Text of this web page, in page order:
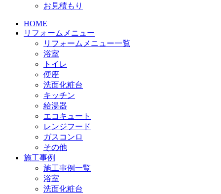
お見積もり
HOME
リフォームメニュー
リフォームメニュー一覧
浴室
トイレ
便座
洗面化粧台
キッチン
給湯器
エコキュート
レンジフード
ガスコンロ
その他
施工事例
施工事例一覧
浴室
洗面化粧台